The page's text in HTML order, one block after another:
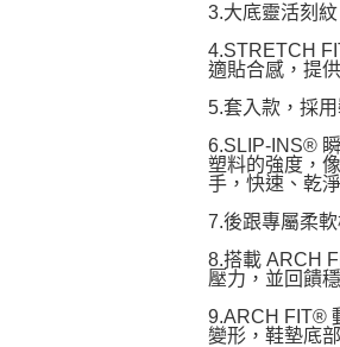
3.大底靈活刻
4.STRETCH
適貼合感，提
5.套入款，採
6.SLIP-INS®
塑料的強度，
手，快速、乾
7.後跟專屬柔
8.搭載 ARCH
壓力，並回饋
9.ARCH FIT®
變形，鞋墊底